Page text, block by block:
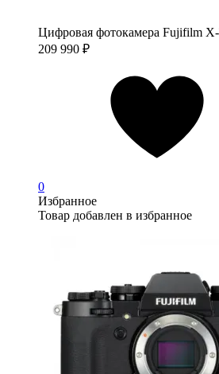
Цифровая фотокамера Fujifilm
209 990 ₽
0
Избранное
Товар добавлен в избранное